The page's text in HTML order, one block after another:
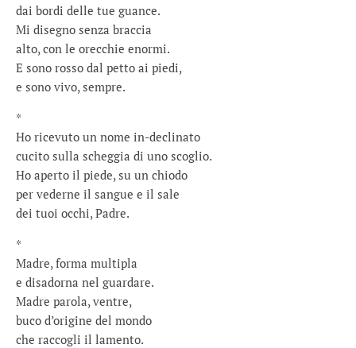
dai bordi delle tue guance.
Mi disegno senza braccia
alto, con le orecchie enormi.
E sono rosso dal petto ai piedi,
e sono vivo, sempre.
*
Ho ricevuto un nome in-declinato
cucito sulla scheggia di uno scoglio.
Ho aperto il piede, su un chiodo
per vederne il sangue e il sale
dei tuoi occhi, Padre.
*
Madre, forma multipla
e disadorna nel guardare.
Madre parola, ventre,
buco d’origine del mondo
che raccogli il lamento.